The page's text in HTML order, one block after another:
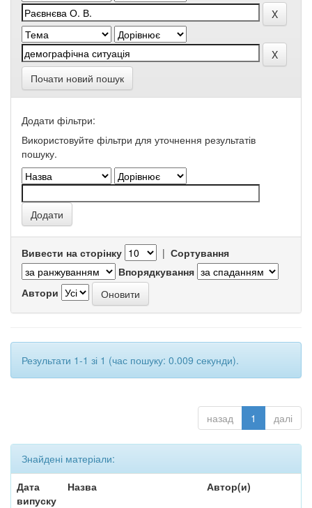
Почати новий пошук
Додати фільтри:
Використовуйте фільтри для уточнення результатів
пошуку.
Вивести на сторінку | Сортування
Впорядкування
Автори
Результати 1-1 зі 1 (час пошуку: 0.009 секунди).
назад 1 далі
Знайдені матеріали:
Дата
випуску
Назва Автор(и)